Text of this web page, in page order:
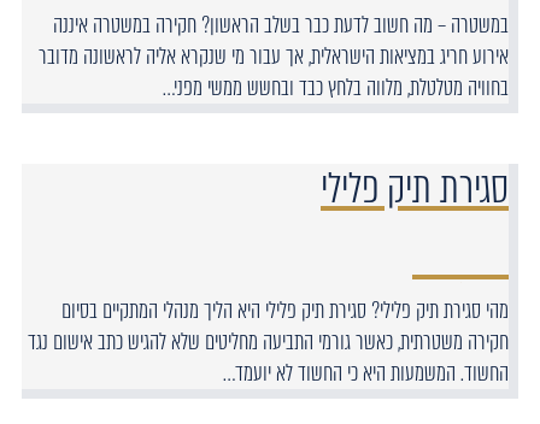
במשטרה – מה חשוב לדעת כבר בשלב הראשון? חקירה במשטרה איננה
אירוע חריג במציאות הישראלית, אך עבור מי שנקרא אליה לראשונה מדובר
בחוויה מטלטלת, מלווה בלחץ כבד ובחשש ממשי מפני…
סגירת תיק פלילי
מהי סגירת תיק פלילי? סגירת תיק פלילי היא הליך מנהלי המתקיים בסיום
חקירה משטרתית, כאשר גורמי התביעה מחליטים שלא להגיש כתב אישום נגד
החשוד. המשמעות היא כי החשוד לא יועמד…